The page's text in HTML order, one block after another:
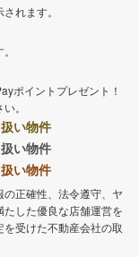
れます。
ポイントプレゼント！
。
い物件
い物件
い物件
正確性、法令遵守、ヤ
した優良な店舗運営を
受けた不動産会社の取